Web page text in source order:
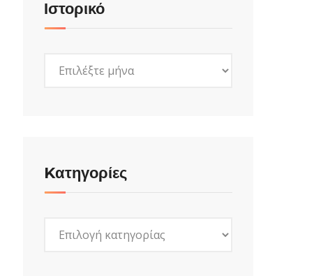
Ιστορικό
Kατηγορίες